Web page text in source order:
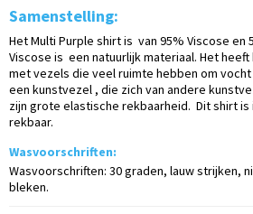
Samenstelling:
Het Multi Purple shirt is van 95% Viscose en
Viscose is een natuurlijk materiaal. Het
met vezels die veel ruimte hebben om vocht
een kunstvezel , die zich van andere
zijn grote elastische rekbaarheid. Dit shirt
rekbaar.
Wasvoorschriften:
Wasvoorschriften: 30 graden, lauw strijken,
bleken.